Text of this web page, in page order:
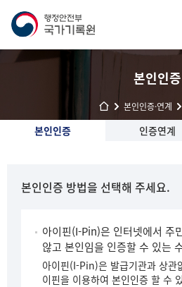
본인인증
본인인증·연계
본인인증 인증연계
본인인증 방법을 선택해 주세요.
아이핀(I-Pin)은 인터넷에서 주
않고 본인임을 인증할 수 있는
아이핀(I-Pin)은 발급기관과 상관
이핀을 이용하여 본인인증 할 수